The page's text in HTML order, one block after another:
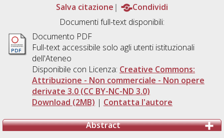
Salva citazione
Condividi
Documenti full-text disponibili:
Documento PDF
Full-text accessibile solo agli utenti istituzionali
dell'Ateneo
Disponibile con Licenza: Creative Commons:
Attribuzione - Non commerciale - Non opere
derivate 3.0 (CC BY-NC-ND 3.0)
Download (2MB) | Contatta l'autore
Abstract